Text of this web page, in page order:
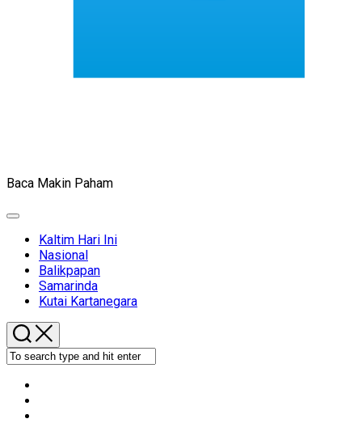
Baca Makin Paham
Expand
Kaltim Hari Ini
Nasional
Balikpapan
Samarinda
Kutai Kartanegara